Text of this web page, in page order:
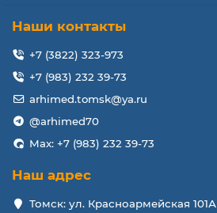
Наши контакты
+7 (3822) 323-973
+7 (983) 232 39-73
arhimed.tomsk@ya.ru
@arhimed70
Max: +7 (983) 232 39-73
Наш адрес
Томск: ул. Красноармейская 101А